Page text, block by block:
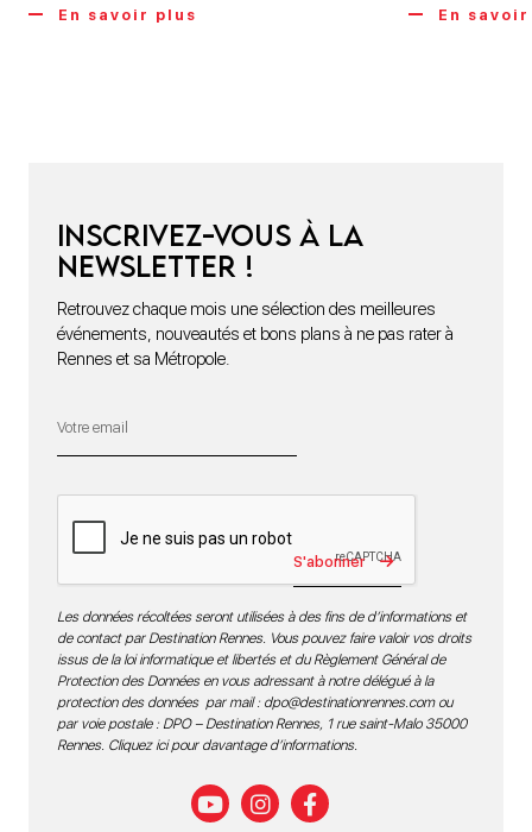
En savoir plus En
Inscrivez-vous à la
newsletter !
Retrouvez chaque mois une sélection des meilleures
événements, nouveautés et bons plans à ne pas rater à
Rennes et sa Métropole.
S'abonner
Les données récoltées seront utilisées à des fins de d’informations et
de contact par Destination Rennes. Vous pouvez faire valoir vos droits
issus de la loi informatique et libertés et du Règlement Général de
Protection des Données en vous adressant à notre délégué à la
protection des données par mail : dpo@destinationrennes.comou
par voie postale : DPO – Destination Rennes, 1 rue saint-Malo 35000
Rennes. Cliquez ici pour davantage d’informations.